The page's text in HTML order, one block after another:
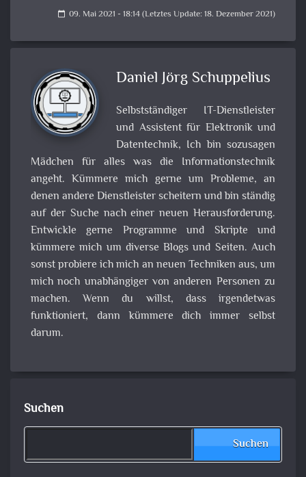
calendar_today 09. Mai 2021 - 18:14 (Letztes Update: 18. Dezember 2021)
Daniel Jörg Schuppelius
Selbstständiger IT-Dienstleister
und Assistent für Elektronik und
Datentechnik, Ich bin sozusagen
Mädchen für alles was die Informationstechnik
angeht. Kümmere mich gerne um Probleme, an
denen andere Dienstleister scheitern und bin ständig
auf der Suche nach einer neuen Herausforderung.
Entwickle gerne Programme und Skripte und
kümmere mich um diverse Blogs und Seiten. Auch
sonst probiere ich mich an neuen Techniken aus, um
mich noch unabhängiger von anderen Personen zu
machen. Wenn du willst, dass irgendetwas
funktioniert, dann kümmere dich immer selbst
darum.
Suchen
Suchen